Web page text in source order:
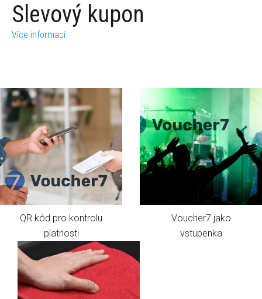
Slevový kupon
Více informací
QR kód pro kontrolu
platnosti
Voucher7 jako
vstupenka